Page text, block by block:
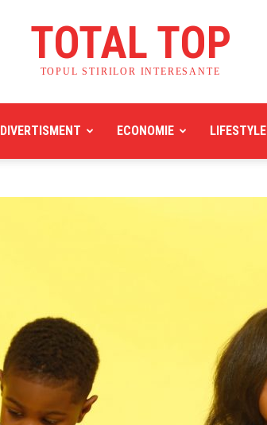
TOTAL TOP
TOPUL STIRILOR INTERESANTE
DIVERTISMENT ECONOMIE LIFESTYLE